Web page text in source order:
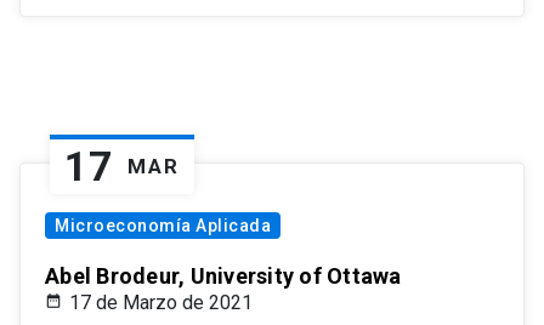
17 MAR
Microeconomía Aplicada
Abel Brodeur, University of Ottawa
17 de Marzo de 2021